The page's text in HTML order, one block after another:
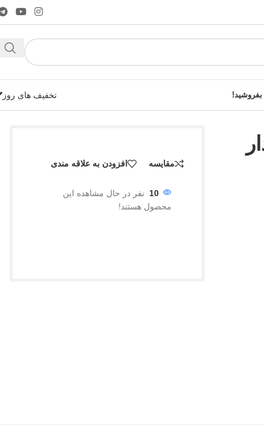
بفروشید!
تخفیف های روز
مقایسه افزودن به علاقه مندی
10
نفر در حال مشاهده این
محصول هستند!